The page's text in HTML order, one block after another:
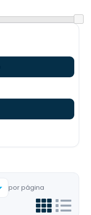
por página